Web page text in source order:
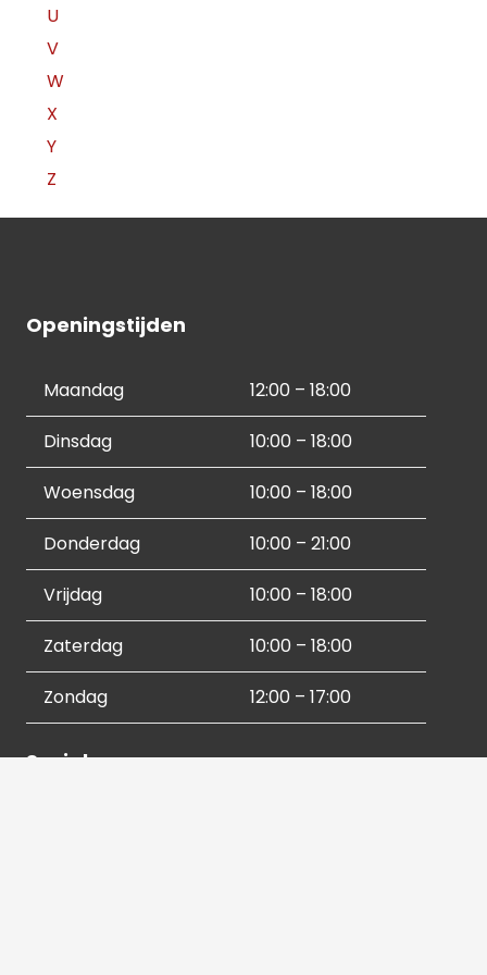
U
V
W
X
Y
Z
Openingstijden
Maandag 12:00 – 18:00
Dinsdag 10:00 – 18:00
Woensdag 10:00 – 18:00
Donderdag 10:00 – 21:00
Vrijdag 10:00 – 18:00
Zaterdag 10:00 – 18:00
Zondag 12:00 – 17:00
Socials